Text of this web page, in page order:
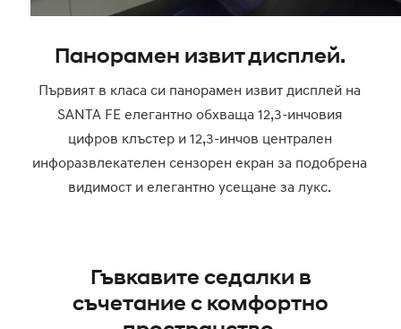
Панорамен извит дисплей.
Първият в класа си панорамен извит дисплей на
SANTA FE елегантно обхваща 12,3-инчовия
цифров клъстер и 12,3-инчов централен
инфоразвлекателен сензорен екран за подобрена
видимост и елегантно усещане за лукс.
Гъвкавите седалки в
съчетание с комфортно